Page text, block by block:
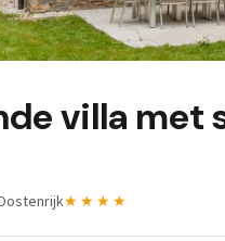
villa met
★★★★